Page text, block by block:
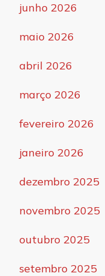
junho 2026
maio 2026
abril 2026
março 2026
fevereiro 2026
janeiro 2026
dezembro 2025
novembro 2025
outubro 2025
setembro 2025